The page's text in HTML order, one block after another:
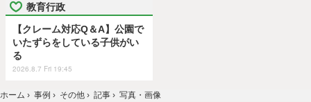
教育行政
【クレーム対応Q＆A】公園で
いたずらをしている子供がい
る
2026.8.7 Fri 19:45
ホーム › 事例 › その他 › 記事 › 写真・画像